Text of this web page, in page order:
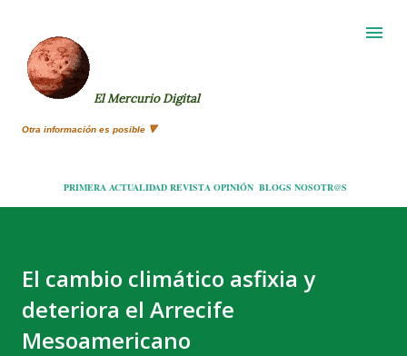
El Mercurio Digital
Otra información es posible 🔻
PRIMERA ACTUALIDAD REVISTA OPINIÓN BLOGS NOSOTR@S
El cambio climático asfixia y
deteriora el Arrecife
Mesoamericano